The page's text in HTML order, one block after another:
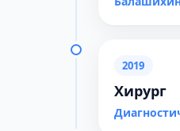
2019
Хирург